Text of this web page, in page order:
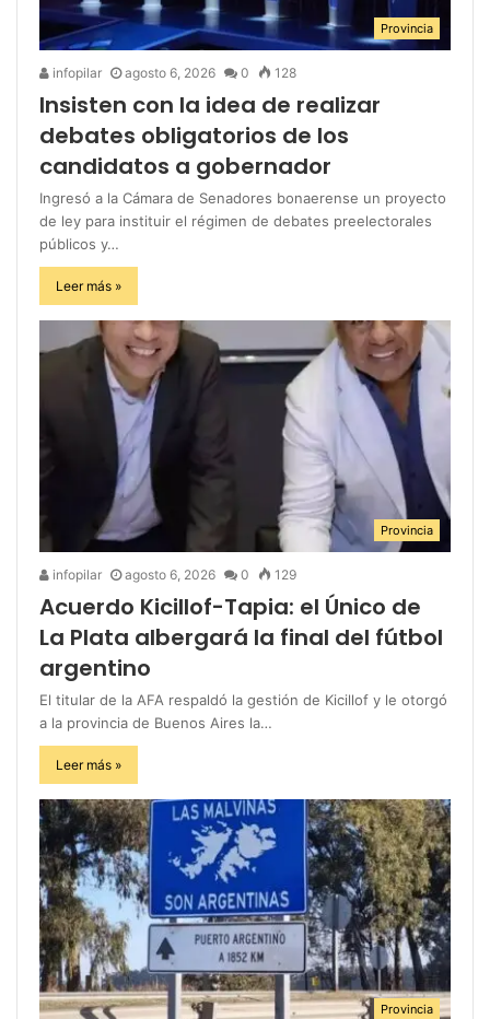
Provincia
infopilar agosto 6, 2026 0 128
Insisten con la idea de realizar
debates obligatorios de los
candidatos a gobernador
Ingresó a la Cámara de Senadores bonaerense un proyecto
de ley para instituir el régimen de debates preelectorales
públicos y…
Leer más »
Provincia
infopilar agosto 6, 2026 0 129
Acuerdo Kicillof-Tapia: el Único de
La Plata albergará la final del fútbol
argentino
El titular de la AFA respaldó la gestión de Kicillof y le otorgó
a la provincia de Buenos Aires la…
Leer más »
Provincia